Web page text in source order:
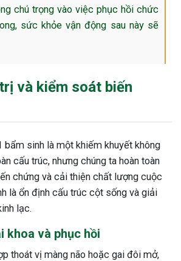
chú trọng vào việc phục hồi chức
sức khỏe vận động sau này sẽ
và kiểm soát biến
bẩm sinh là một khiếm khuyết không
cấu trúc, nhưng chúng ta hoàn toàn
chứng và cải thiện chất lượng cuộc
là ổn định cấu trúc cột sống và giải
lạc.
khoa và phục hồi
thoát vị màng não hoặc gai đôi mở,